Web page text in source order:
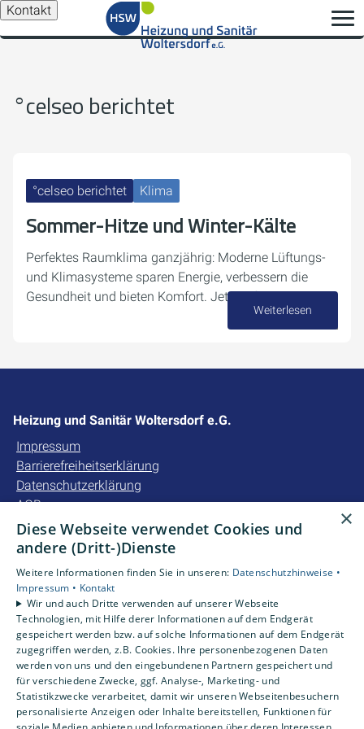
Kontakt
°celseo berichtet
°celseo berichtet Klima
Sommer-Hitze und Winter-Kälte
Perfektes Raumklima ganzjährig: Moderne Lüftungs-
und Klimasysteme sparen Energie, verbessern die
Gesundheit und bieten Komfort. Jetzt informieren!
Weiterlesen
Heizung und Sanitär Woltersdorf e.G.
Impressum
Barrierefreiheitserklärung
Datenschutzerklärung
AGB
Unsere Bereiche
Gewerbekunden
Karriere
Unternehmen
Kontakt
×
Diese Webseite verwendet Cookies und
andere (Dritt-)Dienste
Weitere Informationen finden Sie in unseren: Datenschutzhinweise •
Impressum • Kontakt
Wir und auch Dritte verwenden auf unserer Webseite
Technologien, mit Hilfe derer Informationen auf dem Endgerät
gespeichert werden bzw. auf solche Informationen auf dem Endgerät
zugegriffen werden, z.B. Cookies. Ihre personenbezogenen Daten
werden von uns und den eingebundenen Partnern gespeichert und
für verschiedene Zwecke, ggf. Analyse-, Marketing- und
Statistikzwecke verarbeitet, damit wir unseren Webseitenbesuchern
personalisierte Anzeigen oder Inhalte bereitstellen, Funktionen für